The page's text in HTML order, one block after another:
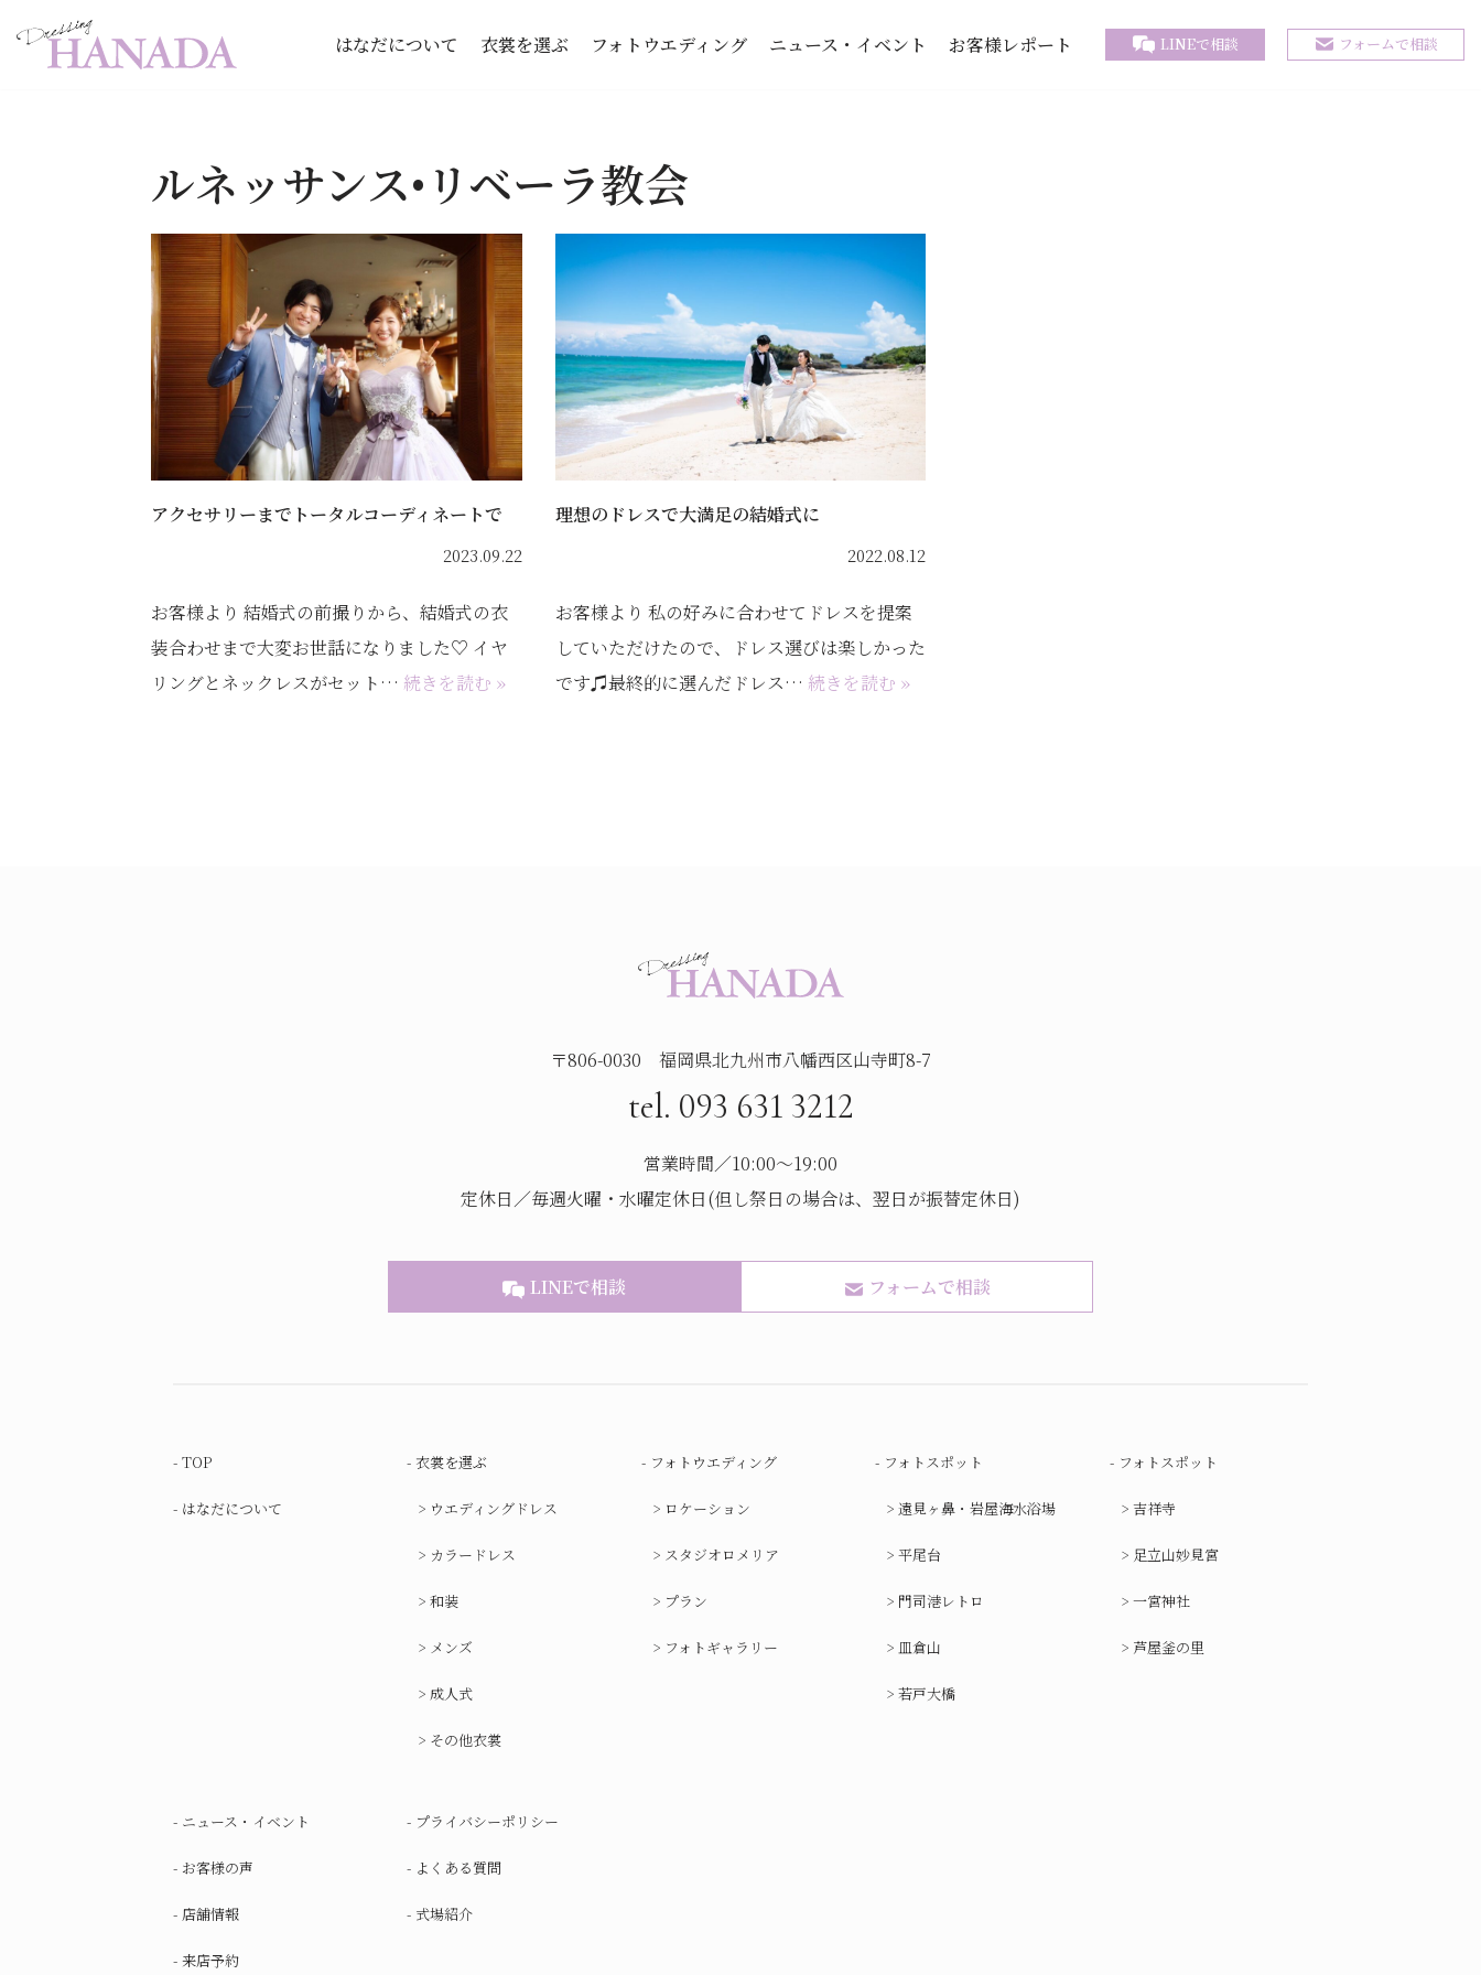
はなだについて 衣裳を選ぶ フォトウエディング ニュース・イベント お客様レポート LINEで相談 フォームで相談
ルネッサンス•リベーラ教会
アクセサリーまでトータルコーディネートで
2023.09.22
お客様より 結婚式の前撮りから、結婚式の衣
装合わせまで大変お世話になりました♡ イヤ
リングとネックレスがセット… 続きを読む »
理想のドレスで大満足の結婚式に
2022.08.12
お客様より 私の好みに合わせてドレスを提案
していただけたので、ドレス選びは楽しかった
です♫最終的に選んだドレス… 続きを読む »
〒806-0030 福岡県北九州市八幡西区山寺町8-7
tel. 093 631 3212
営業時間／10:00～19:00
定休日／毎週火曜・水曜定休日(但し祭日の場合は、翌日が振替定休日)
LINEで相談 フォームで相談
TOP
はなだについて
衣裳を選ぶ
ウエディングドレス
カラードレス
和装
メンズ
成人式
その他衣裳
フォトウエディング
ロケーション
スタジオロメリア
プラン
フォトギャラリー
フォトスポット
遠見ヶ鼻・岩屋海水浴場
平尾台
門司港レトロ
皿倉山
若戸大橋
フォトスポット
吉祥寺
足立山妙見宮
一宮神社
芦屋釜の里
ニュース・イベント
お客様の声
店舗情報
来店予約
プライバシーポリシー
よくある質問
式場紹介